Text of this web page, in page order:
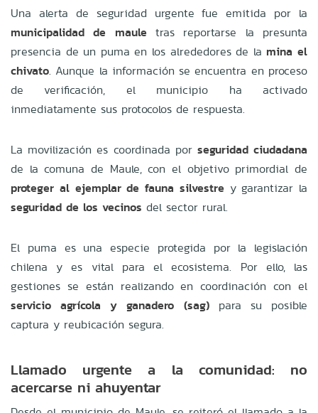
Una alerta de seguridad urgente fue emitida por la
municipalidad de maule tras reportarse la presunta
presencia de un puma en los alrededores de la mina el
chivato. Aunque la información se encuentra en proceso
de verificación, el municipio ha activado
inmediatamente sus protocolos de respuesta.
La movilización es coordinada por seguridad ciudadana
de la comuna de Maule, con el objetivo primordial de
proteger al ejemplar de fauna silvestre y garantizar la
seguridad de los vecinos del sector rural.
El puma es una especie protegida por la legislación
chilena y es vital para el ecosistema. Por ello, las
gestiones se están realizando en coordinación con el
servicio agrícola y ganadero (sag)para su posible
captura y reubicación segura.
Llamado urgente a la comunidad: no
acercarse ni ahuyentar